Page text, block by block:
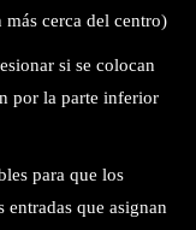
más cerca del centro)
si se colocan
por la parte inferior
para que los
que asignan